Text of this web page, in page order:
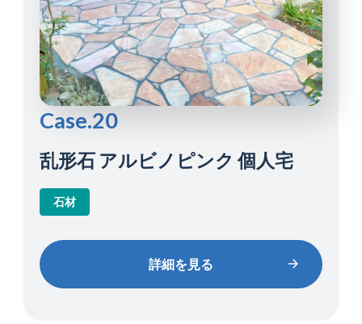
Case.20
乱形石 アルビノピンク 個人宅
石材
詳細を見る
詳細を見る